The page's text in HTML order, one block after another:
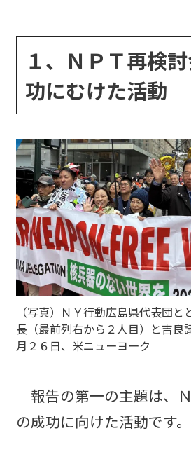
１、ＮＰＴ再検
功にむけた活動
（写真）ＮＹ行動広島県代表団
長（最前列右から２人目）と吉良
月２６日、米ニューヨーク
報告の第一の主題は、
の成功に向けた活動です。